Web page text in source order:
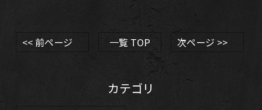
<< 前ページ 一覧 TOP 次ページ >>
カテゴリ